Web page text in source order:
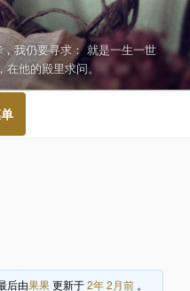
我仍要寻求： 就是一生一世
他的殿里求问。
后由果果更新于2年 2月前 。